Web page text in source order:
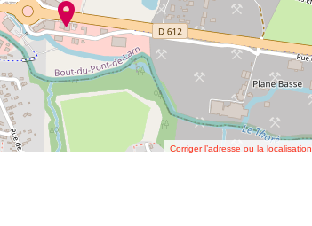
Corriger l’adresse ou la localisation